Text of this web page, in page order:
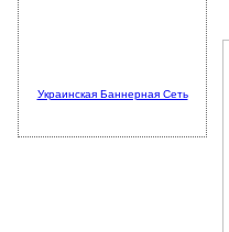
Украинская Баннерная Сеть